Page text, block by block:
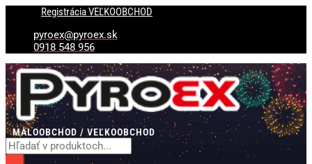
PreskočiťRegistrácia VEĽKOOBCHOD
pyroex@pyroex.sk
0918 548 956
MALOOBCHOD / VEĽKOOBCHOD
Products
Products